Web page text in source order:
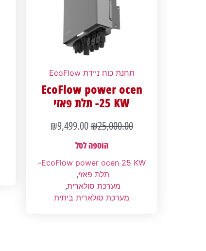
תחנת כוח ניידת EcoFlow
EcoFlow power ocen
25 KW- תלת פאזי
₪25,000.00
₪9,499.00
הוספה לסל
EcoFlow power ocen 25 KW-
תלת פאזי,
מערכת סולארית,
מערכת סולארית ביתית